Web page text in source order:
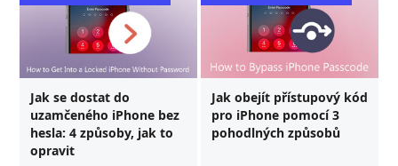
Jak se dostat do
uzamčeného iPhone bez
hesla: 4 způsoby, jak to
opravit
Jak obejít přístupový kód
pro iPhone pomocí 3
pohodlných způsobů